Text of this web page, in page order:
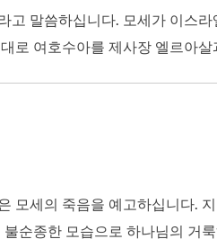
말씀하십니다. 모세가 이스
로 여호수아를 제사장 엘르아
모세의 죽음을 예고하십니다.
순종한 모습으로 하나님의 거